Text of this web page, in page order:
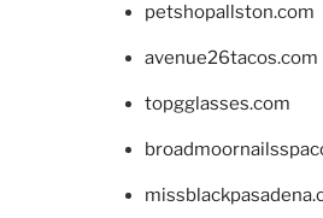
petshopallston.com
avenue26tacos.com
topgglasses.com